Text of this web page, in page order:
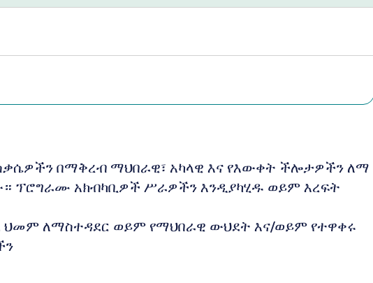
በማቅረብ ማህበራዊ፣ አካላዊ እና የእውቀት ችሎታዎችን ለማ
ፕሮግራሙ አክብካቢዎች ሥራዎችን እንዲያካሂዱ ወይም እረፍት
ህመም ለማስተዳደር ወይም የማህበራዊ ውህደት እና/ወይም የተዋቀሩ